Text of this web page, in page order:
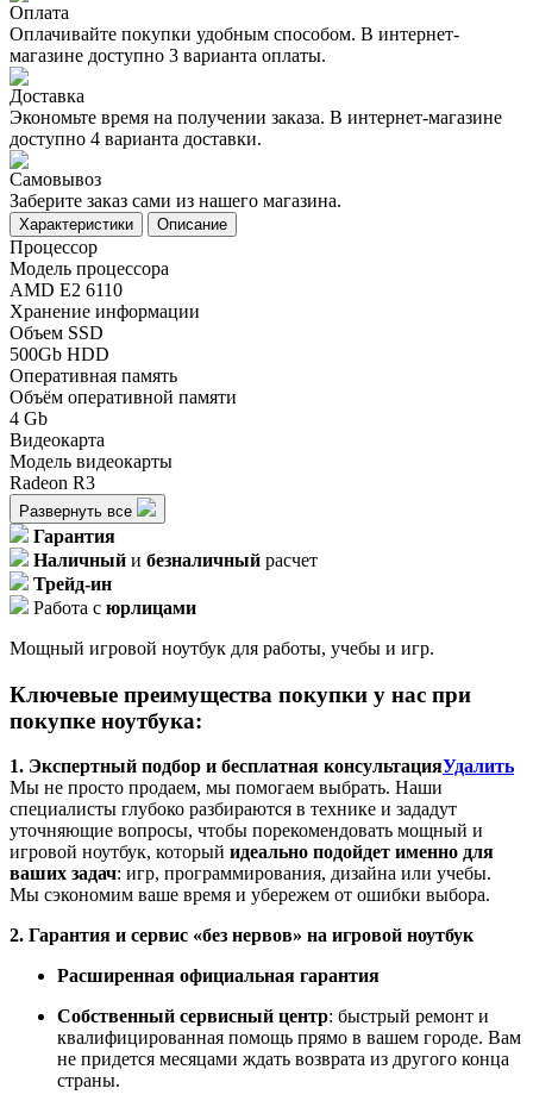
Оплата
Оплачивайте покупки удобным способом. В интернет-
магазине доступно 3 варианта оплаты.
Доставка
Экономьте время на получении заказа. В интернет-магазине
доступно 4 варианта доставки.
Самовывоз
Заберите заказ сами из нашего магазина.
Характеристики Описание
Процессор
Модель процессора
AMD E2 6110
Хранение информации
Объем SSD
500Gb HDD
Оперативная память
Объём оперативной памяти
4 Gb
Видеокарта
Модель видеокарты
Radeon R3
Развернуть все
Гарантия
Наличный и безналичный расчет
Трейд-ин
Работа с юрлицами
Мощный игровой ноутбук для работы, учебы и игр.
Ключевые преимущества покупки у нас при
покупке ноутбука:
1. Экспертный подбор и бесплатная консультацияУдалить
Мы не просто продаем, мы помогаем выбрать. Наши
специалисты глубоко разбираются в технике и зададут
уточняющие вопросы, чтобы порекомендовать мощный и
игровой ноутбук, который идеально подойдет именно для
ваших задач: игр, программирования, дизайна или учебы.
Мы сэкономим ваше время и убережем от ошибки выбора.
2. Гарантия и сервис «без нервов» на игровой ноутбук
Расширенная официальная гарантия
Собственный сервисный центр: быстрый ремонт и
квалифицированная помощь прямо в вашем городе. Вам
не придется месяцами ждать возврата из другого конца
страны.